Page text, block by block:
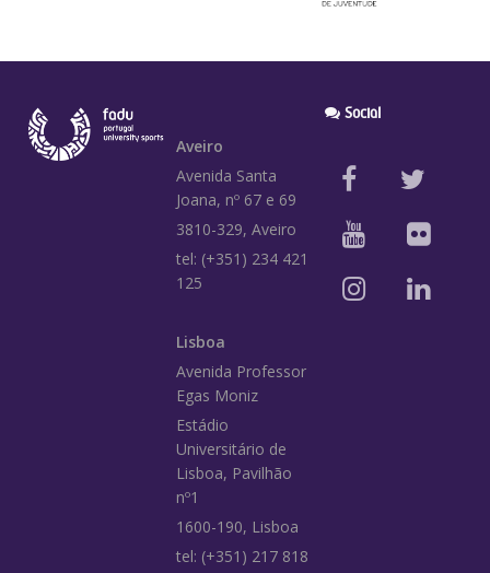
Aveiro
Avenida Santa
Joana, nº 67 e 69
3810-329, Aveiro
tel: (+351) 234 421
125
Lisboa
Avenida Professor
Egas Moniz
Estádio
Universitário de
Lisboa, Pavilhão
nº1
1600-190, Lisboa
tel: (+351) 217 818
Social